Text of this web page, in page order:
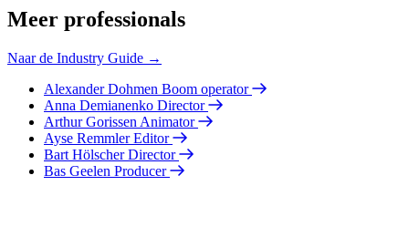
Meer professionals
Naar de Industry Guide →
Alexander Dohmen Boom operator
Anna Demianenko Director
Arthur Gorissen Animator
Ayse Remmler Editor
Bart Hölscher Director
Bas Geelen Producer